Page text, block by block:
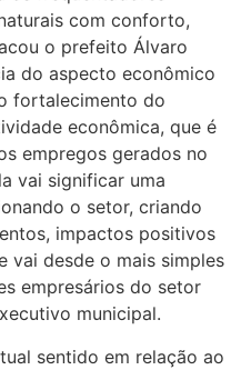
com conforto,
o prefeito Álvaro
do aspecto econômico
fortalecimento do
econômica, que é
empregos gerados no
vai significar uma
o setor, criando
impactos positivos
vai desde o mais simples
empresários do setor
municipal.
sentido em relação ao